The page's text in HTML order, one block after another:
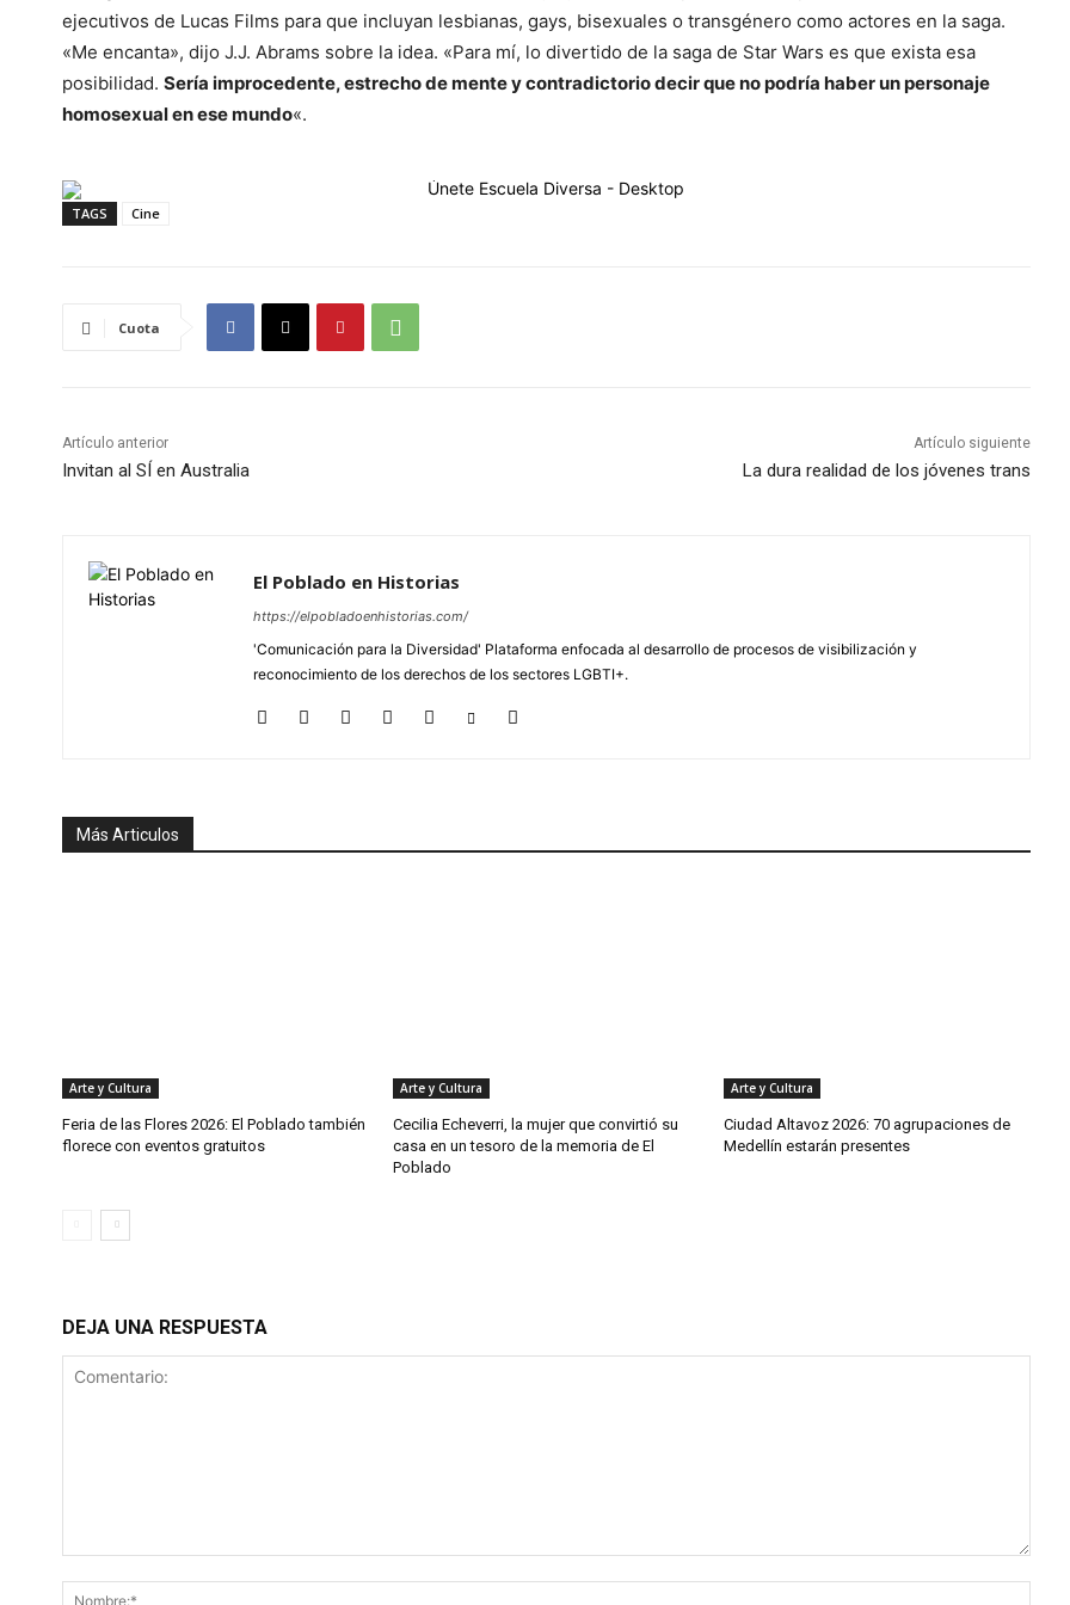
ejecutivos de Lucas Films para que incluyan lesbianas, gays, bisexuales o transgénero como actores en la saga.
«Me encanta», dijo J.J. Abrams sobre la idea. «Para mí, lo divertido de la saga de Star Wars es que exista esa
posibilidad. Sería improcedente, estrecho de mente y contradictorio decir que no podría haber un personaje
homosexual en ese mundo«.
TAGS Cine
Cuota
Artículo anterior
Invitan al SÍ en Australia
Artículo siguiente
La dura realidad de los jóvenes trans
El Poblado en Historias
https://elpobladoenhistorias.com/
'Comunicación para la Diversidad' Plataforma enfocada al desarrollo de procesos de visibilización y
reconocimiento de los derechos de los sectores LGBTI+.
Más Articulos
Arte y Cultura
Feria de las Flores 2026: El Poblado también
florece con eventos gratuitos
Arte y Cultura
Cecilia Echeverri, la mujer que convirtió su
casa en un tesoro de la memoria de El
Poblado
Arte y Cultura
Ciudad Altavoz 2026: 70 agrupaciones de
Medellín estarán presentes
DEJA UNA RESPUESTA